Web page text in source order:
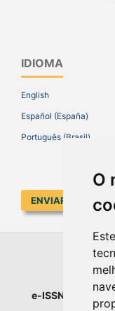
O
IDIOMA
English
Español (España)
Português (Brasil)
ENVIAR
e-ISSN : 1984-